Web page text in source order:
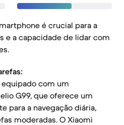
é crucial para a
e a capacidade de lidar com
equipado com um
G99, que oferece um
para a navegação diária,
moderadas. O Xiaomi